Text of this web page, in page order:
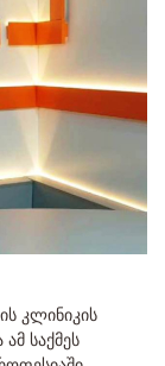
კლინიკის
საქმეს